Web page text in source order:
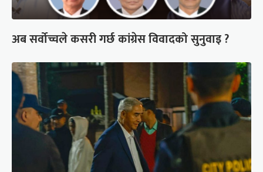
अब सर्वोच्चले कसरी गर्छ कांग्रेस विवादको सुनुवाइ ?